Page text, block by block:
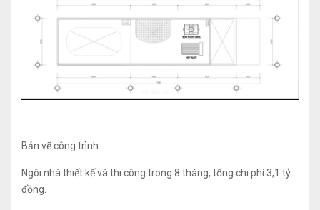
Bản vẽ công trình.
Ngôi nhà thiết kế và thi công trong 8 tháng, tổng chi phí 3,1 tỷ
đồng.